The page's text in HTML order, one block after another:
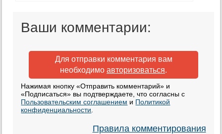
Ваши комментарии:
Для отправки комментария вам
необходимо авторизоваться.
Нажимая кнопку «Отправить комментарий» и
«Подписаться» вы подтверждаете, что согласны с
Пользовательским соглашением и Политикой
конфиденциальности
Правила комментирования